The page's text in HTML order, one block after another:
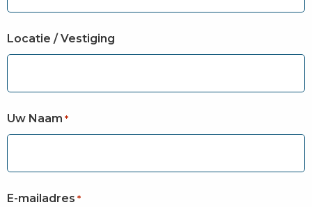
Locatie / Vestiging
Uw Naam *
E-mailadres *